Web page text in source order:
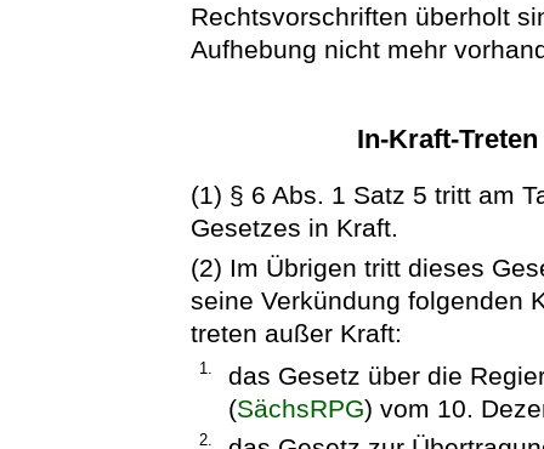
Rechtsvorschriften überholt
Aufhebung nicht mehr
In-Kraft-
(1) § 6 Abs. 1 Satz 5 tritt am
Gesetzes in Kraft.
(2) Im Übrigen tritt dieses
seine Verkündung folgenden
treten außer Kraft:
1.
das Gesetz über die
(SächsRPG) vom 10.
2.